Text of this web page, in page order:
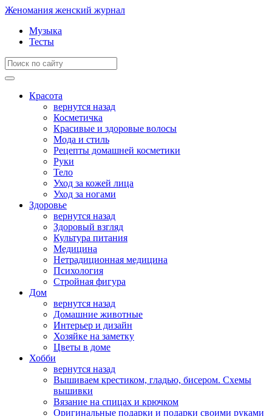
Женомания женский журнал
Музыка
Тесты
Красота
вернутся назад
Косметичка
Красивые и здоровые волосы
Мода и стиль
Рецепты домашней косметики
Руки
Тело
Уход за кожей лица
Уход за ногами
Здоровье
вернутся назад
Здоровый взгляд
Культура питания
Медицина
Нетрадиционная медицина
Психология
Стройная фигура
Дом
вернутся назад
Домашние животные
Интерьер и дизайн
Хозяйке на заметку
Цветы в доме
Хобби
вернутся назад
Вышиваем крестиком, гладью, бисером. Схемы
вышивки
Вязание на спицах и крючком
Оригинальные подарки и подарки своими руками